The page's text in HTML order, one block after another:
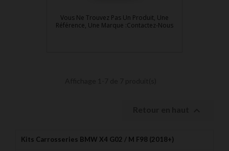
Vous Ne Trouvez Pas Un Produit, Une
Référence, Une Marque :Contactez-Nous
Kits Carrosseries BMW X4 G02 / M F98 (2018+)